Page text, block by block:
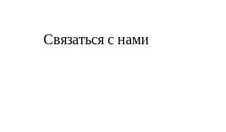
Связаться с нами